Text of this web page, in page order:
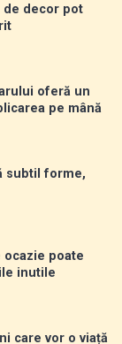
de decor pot
oferă un
pe mână
subtil forme,
ocazie poate
inutile
care vor o viață